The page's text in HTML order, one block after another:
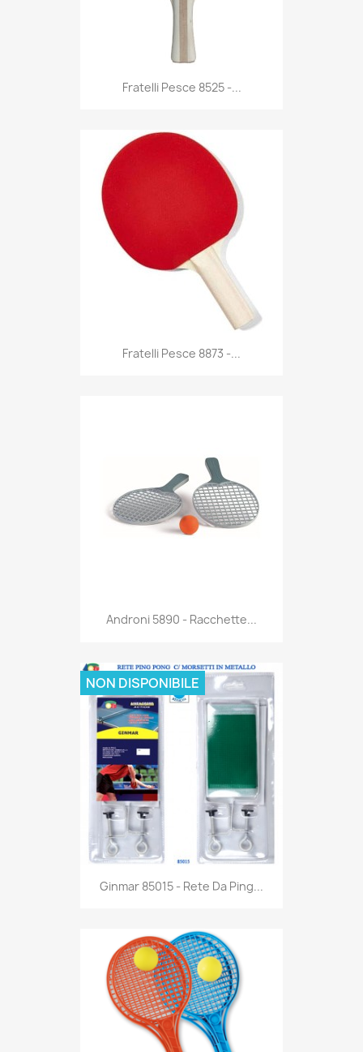
Anteprima
Fratelli Pesce 8525 -...
Anteprima
Fratelli Pesce 8873 -...
Anteprima
Androni 5890 - Racchette...
Anteprima
Ginmar 85015 - Rete Da Ping...
NON DISPONIBILE